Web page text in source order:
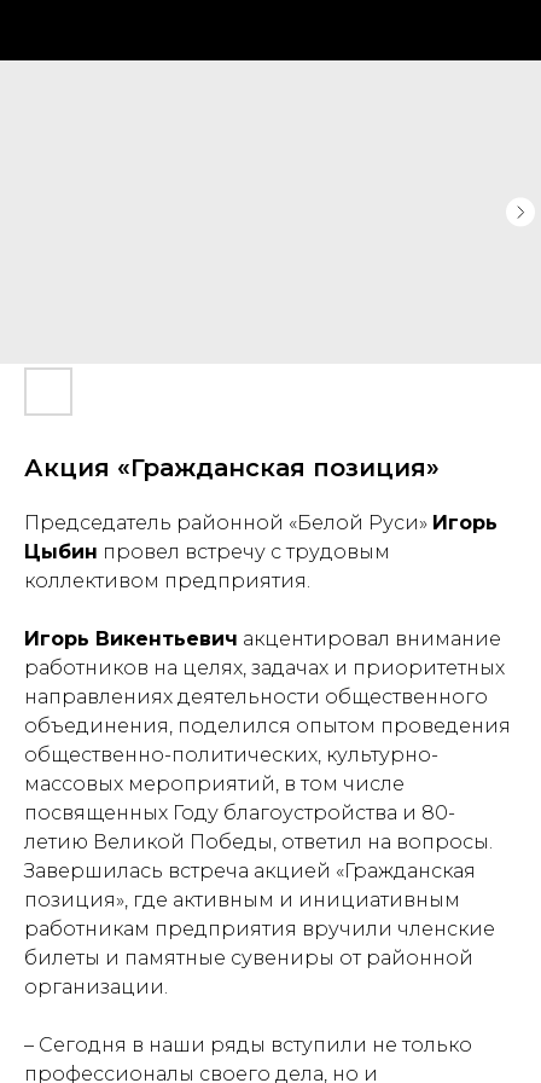
Акция «Гражданская позиция»
Председатель районной «Белой Руси» Игорь
Цыбин провел встречу с трудовым
коллективом предприятия.
Игорь Викентьевич акцентировал внимание
работников на целях, задачах и приоритетных
направлениях деятельности общественного
объединения, поделился опытом проведения
общественно-политических, культурно-
массовых мероприятий, в том числе
посвященных Году благоустройства и 80-
летию Великой Победы, ответил на вопросы.
Завершилась встреча акцией «Гражданская
позиция», где активным и инициативным
работникам предприятия вручили членские
билеты и памятные сувениры от районной
организации.
– Сегодня в наши ряды вступили не только
профессионалы своего дела, но и